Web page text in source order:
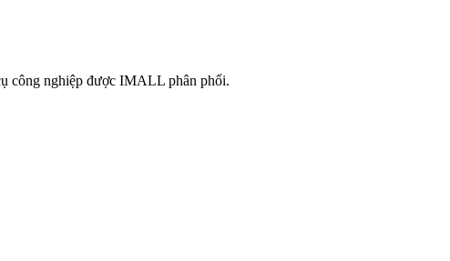
công nghiệp được IMALL phân phối.